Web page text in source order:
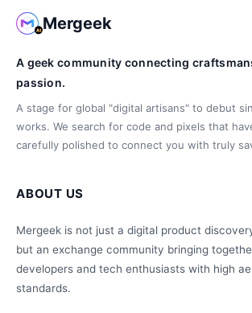
Mergeek
A geek community connecting
passion.
A stage for global "digital artisans" to debut
works. We search for code and pixels that
carefully polished to connect you with truly
ABOUT US
Mergeek is not just a digital product
but an exchange community bringing
developers and tech enthusiasts with high
standards.